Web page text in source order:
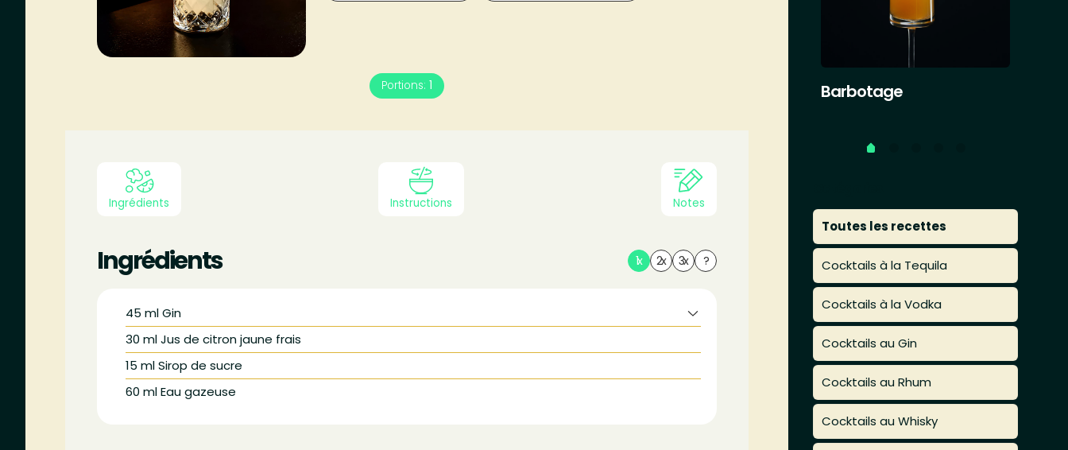
Portions: 1
Ingrédients Instructions Notes
Ingrédients 1x 2x 3x ?
45 ml Gin
30 ml Jus de citron jaune frais
15 ml Sirop de sucre
60 ml Eau gazeuse
Barbotage
Toutes les recettes
Cocktails à la Tequila
Cocktails à la Vodka
Cocktails au Gin
Cocktails au Rhum
Cocktails au Whisky